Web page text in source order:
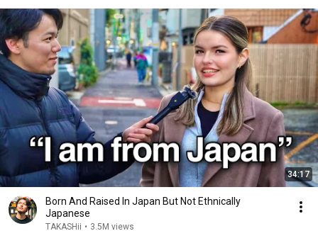
34:17
Born And Raised In Japan But Not Ethnically
Japanese
TAKASHii • 3.5M views